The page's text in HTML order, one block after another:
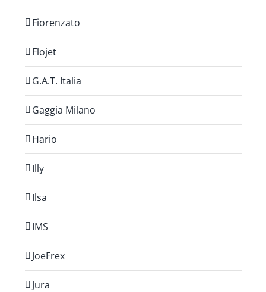
Fiorenzato
Flojet
G.A.T. Italia
Gaggia Milano
Hario
Illy
Ilsa
IMS
JoeFrex
Jura